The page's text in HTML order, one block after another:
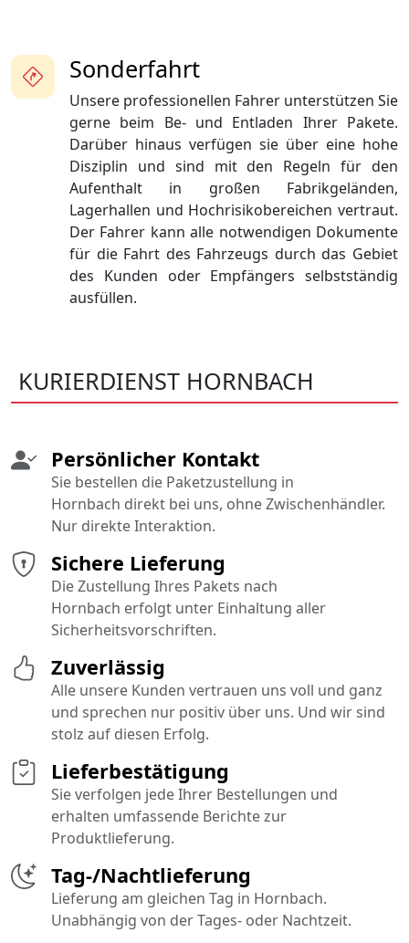
Sonderfahrt
Unsere professionellen Fahrer unterstützen Sie
gerne beim Be- und Entladen Ihrer Pakete.
Darüber hinaus verfügen sie über eine hohe
Disziplin und sind mit den Regeln für den
Aufenthalt in großen Fabrikgeländen,
Lagerhallen und Hochrisikobereichen vertraut.
Der Fahrer kann alle notwendigen Dokumente
für die Fahrt des Fahrzeugs durch das Gebiet
des Kunden oder Empfängers selbstständig
ausfüllen.
KURIERDIENST HORNBACH
Sichere Lieferung
Die Zustellung Ihres Pakets nach
Hornbach erfolgt unter Einhaltung aller
Sicherheitsvorschriften.
Tag-/Nachtlieferung
Lieferung am gleichen Tag in Hornbach.
Unabhängig von der Tages- oder Nachtzeit.
Persönlicher Kontakt
Sie bestellen die Paketzustellung in
Hornbach direkt bei uns, ohne Zwischenhändler.
Nur direkte Interaktion.
Lieferbestätigung
Sie verfolgen jede Ihrer Bestellungen und
erhalten umfassende Berichte zur
Produktlieferung.
Zuverlässig
Alle unsere Kunden vertrauen uns voll und ganz
und sprechen nur positiv über uns. Und wir sind
stolz auf diesen Erfolg.